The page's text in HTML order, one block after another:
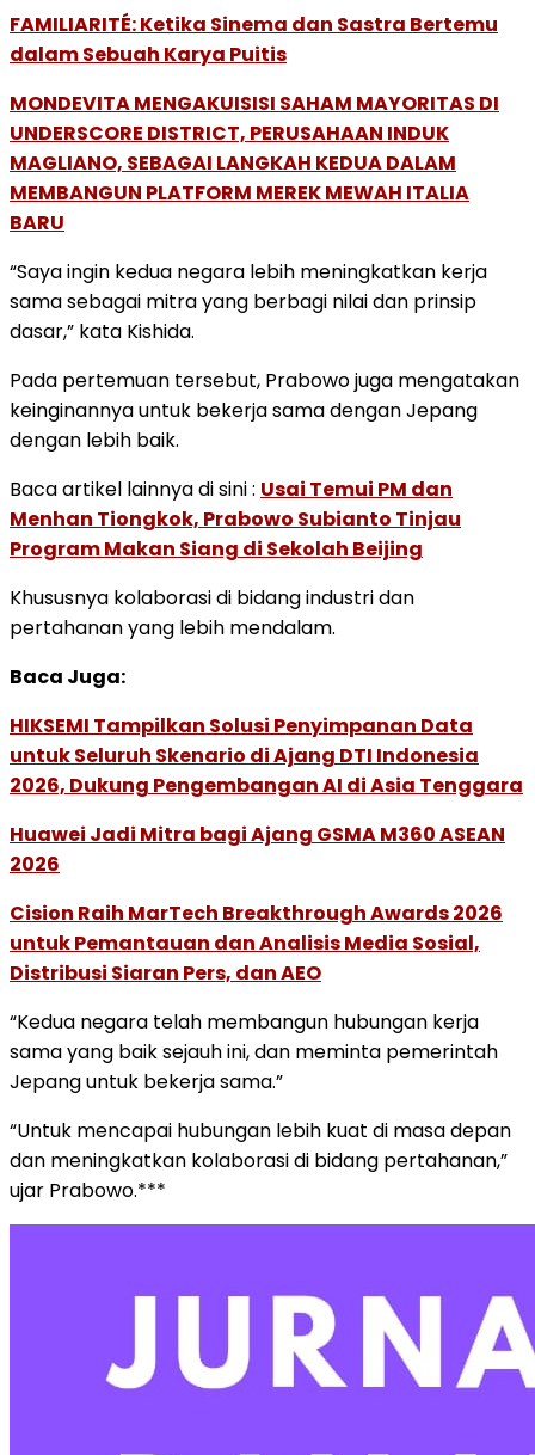
FAMILIARITÉ: Ketika Sinema dan Sastra Bertemu
dalam Sebuah Karya Puitis
MONDEVITA MENGAKUISISI SAHAM MAYORITAS DI
UNDERSCORE DISTRICT, PERUSAHAAN INDUK
MAGLIANO, SEBAGAI LANGKAH KEDUA DALAM
MEMBANGUN PLATFORM MEREK MEWAH ITALIA
BARU
“Saya ingin kedua negara lebih meningkatkan kerja
sama sebagai mitra yang berbagi nilai dan prinsip
dasar,” kata Kishida.
Pada pertemuan tersebut, Prabowo juga mengatakan
keinginannya untuk bekerja sama dengan Jepang
dengan lebih baik.
Baca artikel lainnya di sini : Usai Temui PM dan
Menhan Tiongkok, Prabowo Subianto Tinjau
Program Makan Siang di Sekolah Beijing
Khususnya kolaborasi di bidang industri dan
pertahanan yang lebih mendalam.
Baca Juga:
HIKSEMI Tampilkan Solusi Penyimpanan Data
untuk Seluruh Skenario di Ajang DTI Indonesia
2026, Dukung Pengembangan AI di Asia Tenggara
Huawei Jadi Mitra bagi Ajang GSMA M360 ASEAN
2026
Cision Raih MarTech Breakthrough Awards 2026
untuk Pemantauan dan Analisis Media Sosial,
Distribusi Siaran Pers, dan AEO
“Kedua negara telah membangun hubungan kerja
sama yang baik sejauh ini, dan meminta pemerintah
Jepang untuk bekerja sama.”
“Untuk mencapai hubungan lebih kuat di masa depan
dan meningkatkan kolaborasi di bidang pertahanan,”
ujar Prabowo.***